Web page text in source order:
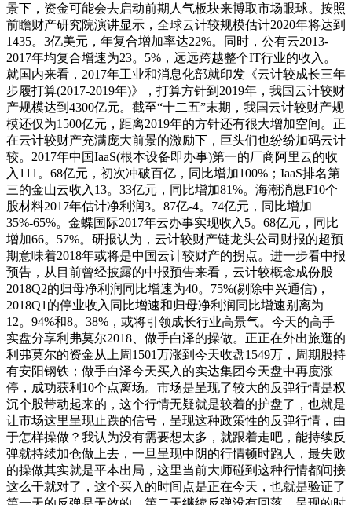
景下，资金可能会去启动前期人气板块来博取市场眼球。按照
前瞻财产研究院演讲显示，全球云计较规模估计2020年将达到
1435。3亿美元，年复合增加率达22%。同时，公有云2013-
2017年均复合增速为23。5%，远远跨越整个IT行业的收入。
就国内来看，2017年工业和消息化部就印发《云计较成长三年
步履打算(2017-2019年)》，打算方针到2019年，我国云计较财
产规模达到4300亿元。截至“十二五”末期，我国云计较财产规
模还仅为1500亿元，距离2019年的方针还有很大增加空间。正
在云计较财产充满庞大前景的激励下，巨头们也纷纷加码云计
较。2017年中国IaaS(根本设备即办事)第一的厂商阿里云的收
入111。68亿元，初次冲破百亿，同比增加100%；IaaS排名第
三的金山云收入13。33亿元，同比增加81%。海潮消息F10个
股材料2017年估计净利润3。87亿-4。74亿元，同比增加
35%-65%。金蝶国际2017年云办事实现收入5。68亿元，同比
增加66。57%。研报认为，云计较财产链龙头公司财报的超预
期意味着2018年或将是中国云计较财产的拐点。进一步看中报
预告，从目前曾经披露的中报预告来看，云计较概念成份股
2018Q2的归母净利润同比增速为40。75%(剔除中兴通信)，
2018Q1的停业收入同比增速和归母净利润同比增速别离为
12。94%和8。38%，或将引领成长行业高景气。今天的高手
实盘分享利弗莫尔2018、做手白泽的操做。正正在外出旅逛的
利弗莫尔的资金从上周1501万涨到今天收盘1549万，周期股持
有安阳钢铁；做手白泽今天买入的实达集团今天盘中再度涨
停，成功获利10个点离场。市场是呈现了较大的反弹行情是权
沉个股带动起来的，这个行情无疑就是较着的护盘了，也就是
让市场这里呈现止跌的信号，呈现这种政策性的反弹行情，由
于怎样操做？我认为没有需要想太多，就跟着走吧，能持续反
弹就持续加仓做上去，一旦呈现中阴的行情顿时跑人，最失败
的操做其实就是平本出局，这里当前大师碰到这种行情都间接
这么干就对了，这个买入的时间点是正在今天，也就是验证了